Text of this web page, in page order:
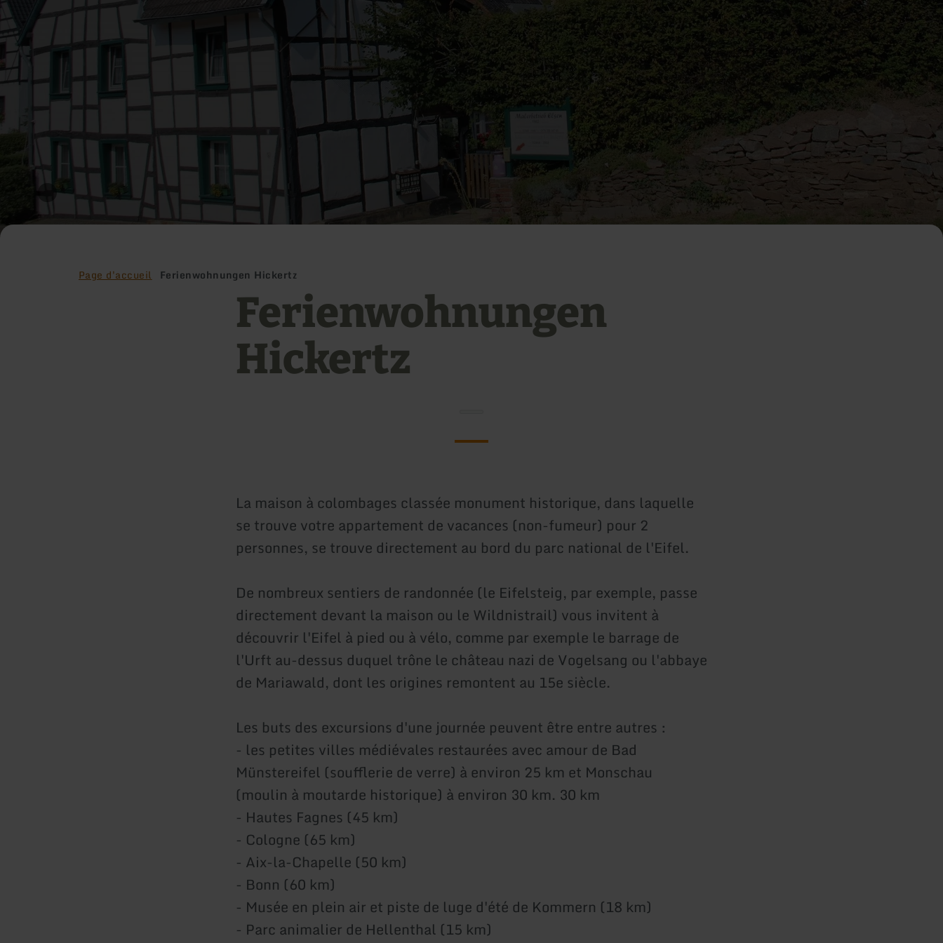
Page d'accueil Ferienwohnungen Hickertz
Ferienwohnungen
Hickertz
La maison à colombages classée monument historique, dans laquelle
se trouve votre appartement de vacances (non-fumeur) pour 2
personnes, se trouve directement au bord du parc national de l'Eifel.
De nombreux sentiers de randonnée (le Eifelsteig, par exemple, passe
directement devant la maison ou le Wildnistrail) vous invitent à
découvrir l'Eifel à pied ou à vélo, comme par exemple le barrage de
l'Urft au-dessus duquel trône le château nazi de Vogelsang ou l'abbaye
de Mariawald, dont les origines remontent au 15e siècle.
Les buts des excursions d'une journée peuvent être entre autres :
- les petites villes médiévales restaurées avec amour de Bad
Münstereifel (soufflerie de verre) à environ 25 km et Monschau
(moulin à moutarde historique) à environ 30 km. 30 km
- Hautes Fagnes (45 km)
- Cologne (65 km)
- Aix-la-Chapelle (50 km)
- Bonn (60 km)
- Musée en plein air et piste de luge d'été de Kommern (18 km)
- Parc animalier de Hellenthal (15 km)